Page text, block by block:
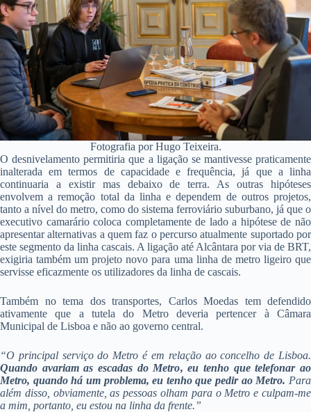
Fotografia por Hugo Teixeira.
O desnivelamento permitiria que a ligação se mantivesse praticamente
inalterada em termos de capacidade e frequência, já que a linha
continuaria a existir mas debaixo de terra. As outras hipóteses
envolvem a remoção total da linha e dependem de outros projetos,
tanto a nível do metro, como do sistema ferroviário suburbano, já que o
executivo camarário coloca completamente de lado a hipótese de não
apresentar alternativas a quem faz o percurso atualmente suportado por
este segmento da linha cascais. A ligação até Alcântara por via de BRT,
exigiria também um projeto novo para uma linha de metro ligeiro que
servisse eficazmente os utilizadores da linha de cascais.
Também no tema dos transportes, Carlos Moedas tem defendido
ativamente que a tutela do Metro deveria pertencer à Câmara
Municipal de Lisboa e não ao governo central.
“O principal serviço do Metro é em relação ao concelho de Lisboa.
Quando avariam as escadas do Metro, eu tenho que telefonar ao
Metro, quando há um problema, eu tenho que pedir ao Metro. Para
além disso, obviamente, as pessoas olham para o Metro e culpam-me
a mim, portanto, eu estou na linha da frente.”